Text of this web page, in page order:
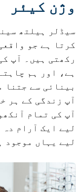
وژن کیئر
سیڈلر ہیلتھ
کرتا ہے جو
رکھتی ہیں۔ آپ
ہے، اور ہم
بینائی سے جتنا
آپ زندگی کے ہر
آپ کی تمام
لیے ایک آرام
لیے یہاں موجود